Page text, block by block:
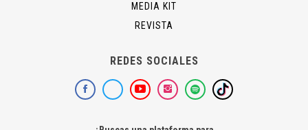
MEDIA KIT
REVISTA
REDES SOCIALES